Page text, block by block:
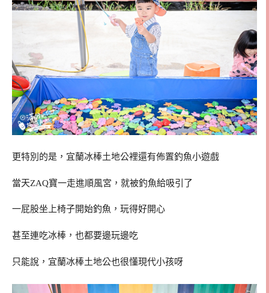
更特別的是，宜蘭冰棒土地公裡還有佈置釣魚小遊戲
當天ZAQ寶一走進順風宮，就被釣魚給吸引了
一屁股坐上椅子開始釣魚，玩得好開心
甚至連吃冰棒，也都要邊玩邊吃
只能說，宜蘭冰棒土地公也很懂現代小孩呀